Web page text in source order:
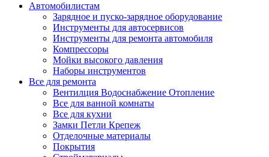
Автомобилистам
Зарядное и пуско-зарядное оборудование
Инструменты для автосервисов
Инструменты для ремонта автомобиля
Компрессоры
Мойки высокого давления
Наборы инструментов
Все для ремонта
Вентилция Водоснабжение Отопление
Все для ванной комнаты
Все для кухни
Замки Петли Крепеж
Отделочные материалы
Покрытия